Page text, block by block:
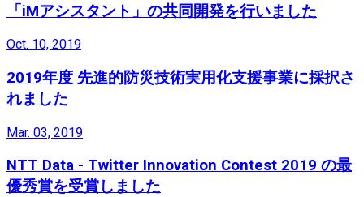
「iMアシスタント」の共同開発を行いました
Oct. 10, 2019
2019年度 先進的防災技術実用化支援事業に採択さ
れました
Mar. 03, 2019
NTT Data - Twitter Innovation Contest 2019 の最
優秀賞を受賞しました